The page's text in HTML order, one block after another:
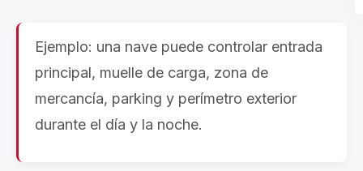
Ejemplo: una nave puede controlar entrada
principal, muelle de carga, zona de
mercancía, parking y perímetro exterior
durante el día y la noche.